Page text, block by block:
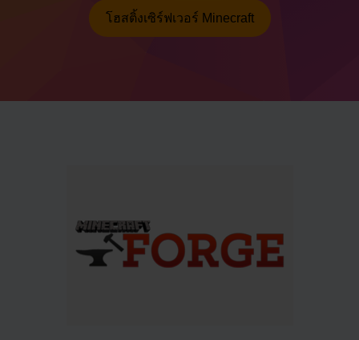
โฮสติ้งเซิร์ฟเวอร์ Minecraft